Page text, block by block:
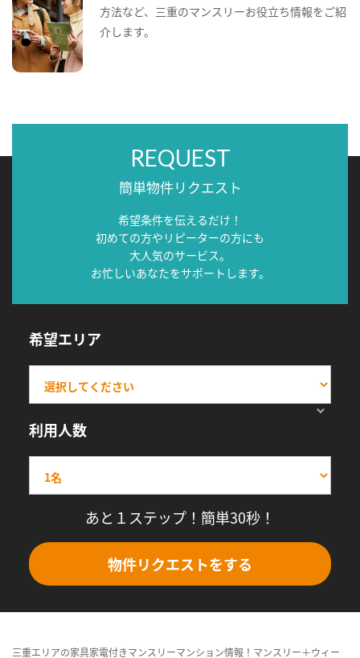
方法など、三重のマンスリーお役立ち情報をご紹
介します。
REQUEST
簡単物件リクエスト
希望条件を伝えるだけ！
初めての方やリピーターの方にも
大人気のサービス。
お忙しいあなたをサポートします。
希望エリア
利用人数
あと１ステップ！簡単30秒！
物件リクエストをする
三重エリアの家具家電付きマンスリーマンション情報！マンスリー＋ウィー